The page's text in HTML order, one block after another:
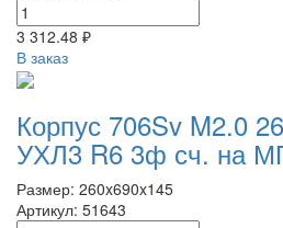
3 312.48 ₽
В заказ
Корпус 706Sv M2.0
УХЛ3 R6 3ф сч. на
Размер: 260x690x145
Артикул: 51643